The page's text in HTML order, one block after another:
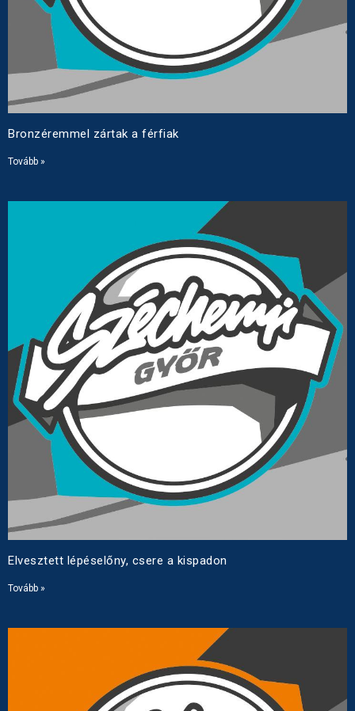
Bronzéremmel zártak a férfiak
Tovább »
Elvesztett lépéselőny, csere a kispadon
Tovább »